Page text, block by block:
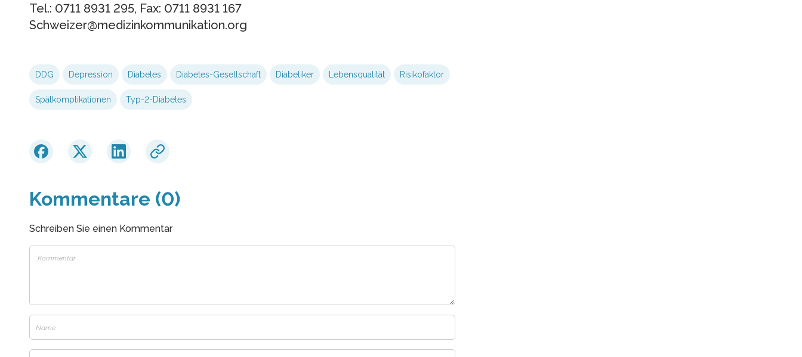
Tel.: 0711 8931 295, Fax: 0711 8931 167
Schweizer@medizinkommunikation.org
DDG Depression Diabetes Diabetes-Gesellschaft Diabetiker Lebensqualität Risikofaktor
Spätkomplikationen Typ-2-Diabetes
Kommentare (0)
Schreiben Sie einen Kommentar